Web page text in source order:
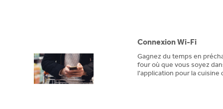
Connexion Wi-Fi
Gagnez du temps en
four où que vous soyez
l'application pour la cuisine